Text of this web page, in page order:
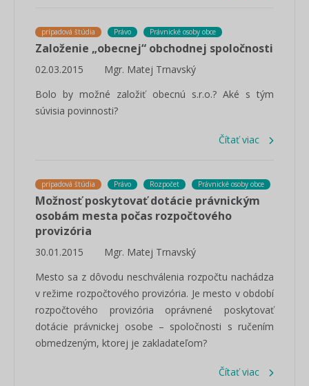
prípadová štúdia Právo Právnické osoby obce
Založenie „obecnej“ obchodnej spoločnosti
02.03.2015
Mgr. Matej Trnavský
Bolo by možné založiť obecnú s.r.o.? Aké s tým
súvisia povinnosti?
Čítať viac
prípadová štúdia Právo Rozpočet Právnické osoby obce
Možnosť poskytovať dotácie právnickým
osobám mesta počas rozpočtového
provizória
30.01.2015
Mgr. Matej Trnavský
Mesto sa z dôvodu neschválenia rozpočtu nachádza
v režime rozpočtového provizória. Je mesto v období
rozpočtového provizória oprávnené poskytovať
dotácie právnickej osobe – spoločnosti s ručením
obmedzeným, ktorej je zakladateľom?
Čítať viac